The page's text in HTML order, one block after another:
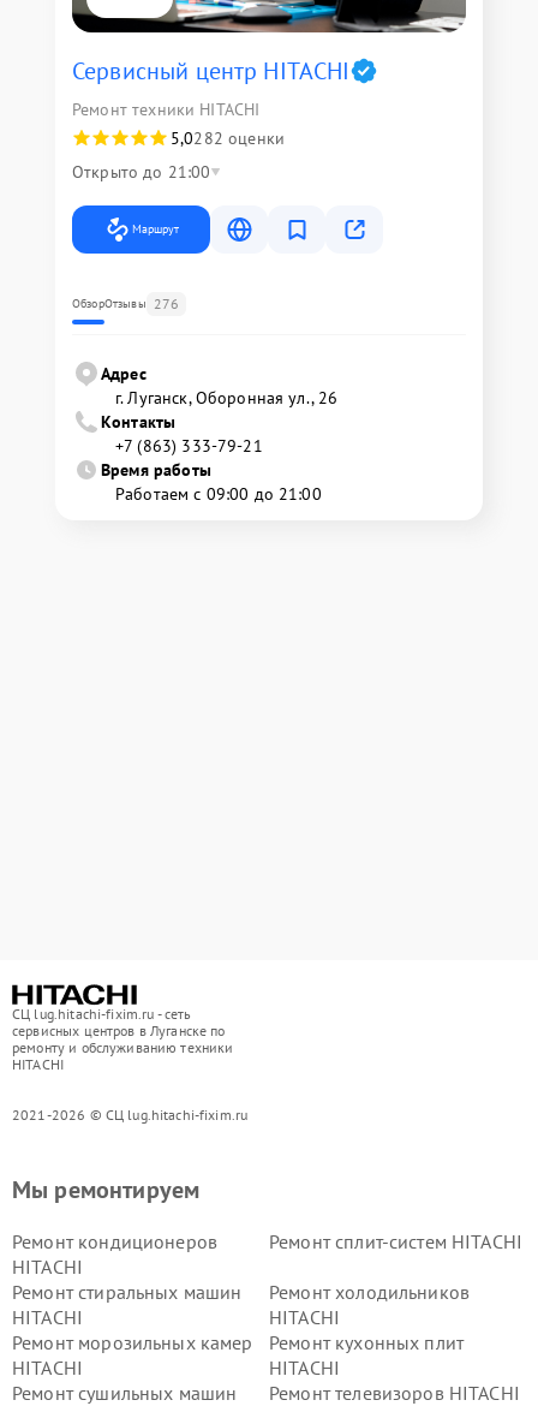
Сервисный центр HITACHI
Ремонт техники HITACHI
5,0282 оценки
Открыто до 21:00
Маршрут
ОбзорОтзывы 276
Адрес
г. Луганск, Оборонная ул., 26
Контакты
+7 (863) 333-79-21
Время работы
Работаем с 09:00 до 21:00
СЦ lug.hitachi-fixim.ru - сеть
сервисных центров в Луганске по
ремонту и обслуживанию техники
HITACHI
2021-2026 © СЦ lug.hitachi-fixim.ru
Мы ремонтируем
Ремонт кондиционеров
HITACHI
Ремонт сплит-систем HITACHI
Ремонт стиральных машин
HITACHI
Ремонт холодильников
HITACHI
Ремонт морозильных камер
HITACHI
Ремонт кухонных плит
HITACHI
Ремонт сушильных машин
Ремонт телевизоров HITACHI